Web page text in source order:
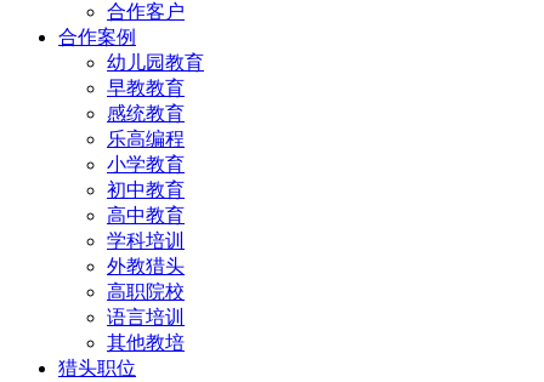
合作客户
合作案例
幼儿园教育
早教教育
感统教育
乐高编程
小学教育
初中教育
高中教育
学科培训
外教猎头
高职院校
语言培训
其他教培
猎头职位